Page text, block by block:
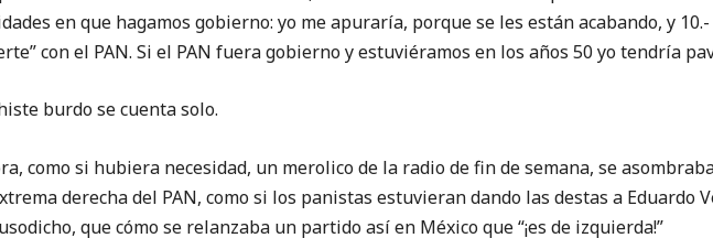
en que hagamos gobierno: yo me apuraría, porque se les están acabando, y 10.-
con el PAN. Si el PAN fuera gobierno y estuviéramos en los años 50 yo tendría
burdo se cuenta solo.
como si hubiera necesidad, un merolico de la radio de fin de semana, se
derecha del PAN, como si los panistas estuvieran dando las destas a Eduardo
que cómo se relanzaba un partido así en México que “¡es de izquierda!”